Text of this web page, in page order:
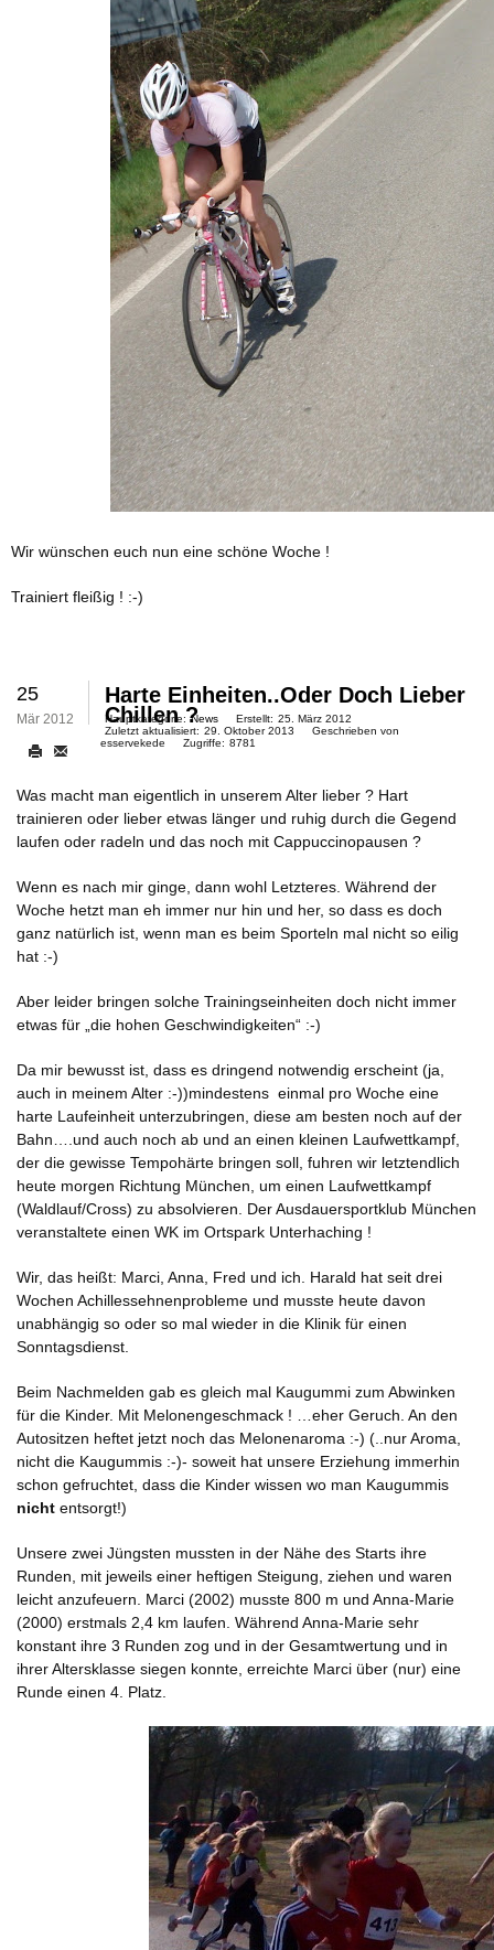
Wir wünschen euch nun eine schöne Woche !
Trainiert fleißig ! :-)
25
Mär 2012
Harte Einheiten..oder Doch Lieber
Chillen ?
Hauptkategorie: News Erstellt: 25. März 2012
Zuletzt aktualisiert: 29. Oktober 2013
Geschrieben von
esservekede
Zugriffe: 8781
Was macht man eigentlich in unserem Alter lieber ? Hart
trainieren oder lieber etwas länger und ruhig durch die Gegend
laufen oder radeln und das noch mit Cappuccinopausen ?
Wenn es nach mir ginge, dann wohl Letzteres. Während der
Woche hetzt man eh immer nur hin und her, so dass es doch
ganz natürlich ist, wenn man es beim Sporteln mal nicht so eilig
hat :-)
Aber leider bringen solche Trainingseinheiten doch nicht immer
etwas für „die hohen Geschwindigkeiten“ :-)
Da mir bewusst ist, dass es dringend notwendig erscheint (ja,
auch in meinem Alter :-))mindestens einmal pro Woche eine
harte Laufeinheit unterzubringen, diese am besten noch auf der
Bahn….und auch noch ab und an einen kleinen Laufwettkampf,
der die gewisse Tempohärte bringen soll, fuhren wir letztendlich
heute morgen Richtung München, um einen Laufwettkampf
(Waldlauf/Cross) zu absolvieren. Der Ausdauersportklub München
veranstaltete einen WK im Ortspark Unterhaching !
Wir, das heißt: Marci, Anna, Fred und ich. Harald hat seit drei
Wochen Achillessehnenprobleme und musste heute davon
unabhängig so oder so mal wieder in die Klinik für einen
Sonntagsdienst.
Beim Nachmelden gab es gleich mal Kaugummi zum Abwinken
für die Kinder. Mit Melonengeschmack ! …eher Geruch. An den
Autositzen heftet jetzt noch das Melonenaroma :-) (..nur Aroma,
nicht die Kaugummis :-)- soweit hat unsere Erziehung immerhin
schon gefruchtet, dass die Kinder wissen wo man Kaugummis
nicht entsorgt!)
Unsere zwei Jüngsten mussten in der Nähe des Starts ihre
Runden, mit jeweils einer heftigen Steigung, ziehen und waren
leicht anzufeuern. Marci (2002) musste 800 m und Anna-Marie
(2000) erstmals 2,4 km laufen. Während Anna-Marie sehr
konstant ihre 3 Runden zog und in der Gesamtwertung und in
ihrer Altersklasse siegen konnte, erreichte Marci über (nur) eine
Runde einen 4. Platz.